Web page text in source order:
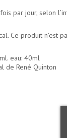
par jour, selon
Ce produit n'est
eau: 40ml
de René Quinton